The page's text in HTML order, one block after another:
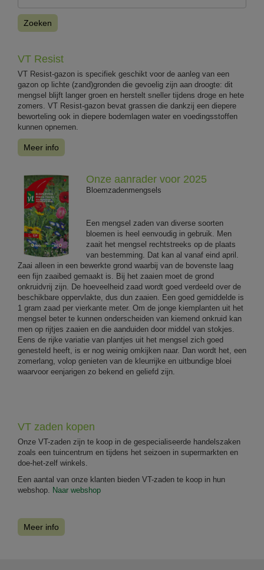
Zoeken
VT Resist
VT Resist-gazon is specifiek geschikt voor de aanleg van een
gazon op lichte (zand)gronden die gevoelig zijn aan droogte: dit
mengsel blijft langer groen en herstelt sneller tijdens droge en hete
zomers. VT Resist-gazon bevat grassen die dankzij een diepere
beworteling ook in diepere bodemlagen water en voedingsstoffen
kunnen opnemen.
Meer info
Onze aanrader voor 2025
Bloemzadenmengsels
Een mengsel zaden van diverse soorten
bloemen is heel eenvoudig in gebruik. Men
zaait het mengsel rechtstreeks op de plaats
van bestemming. Dat kan al vanaf eind april.
Zaai alleen in een bewerkte grond waarbij van de bovenste laag
een fijn zaaibed gemaakt is. Bij het zaaien moet de grond
onkruidvrij zijn. De hoeveelheid zaad wordt goed verdeeld over de
beschikbare oppervlakte, dus dun zaaien. Een goed gemiddelde is
1 gram zaad per vierkante meter. Om de jonge kiemplanten uit het
mengsel beter te kunnen onderscheiden van kiemend onkruid kan
men op rijtjes zaaien en die aanduiden door middel van stokjes.
Eens de rijke variatie van plantjes uit het mengsel zich goed
genesteld heeft, is er nog weinig omkijken naar. Dan wordt het, een
zomerlang, volop genieten van de kleurrijke en uitbundige bloei
waarvoor eenjarigen zo bekend en geliefd zijn.
VT zaden kopen
Onze VT-zaden zijn te koop in de gespecialiseerde handelszaken
zoals een tuincentrum en tijdens het seizoen in supermarkten en
doe-het-zelf winkels.
Een aantal van onze klanten bieden VT-zaden te koop in hun
webshop.
Naar webshop
Meer info